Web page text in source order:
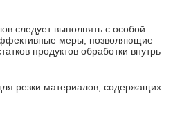
следует выполнять с особой
меры, позволяющие
продуктов обработки внутрь
резки материалов, содержащих